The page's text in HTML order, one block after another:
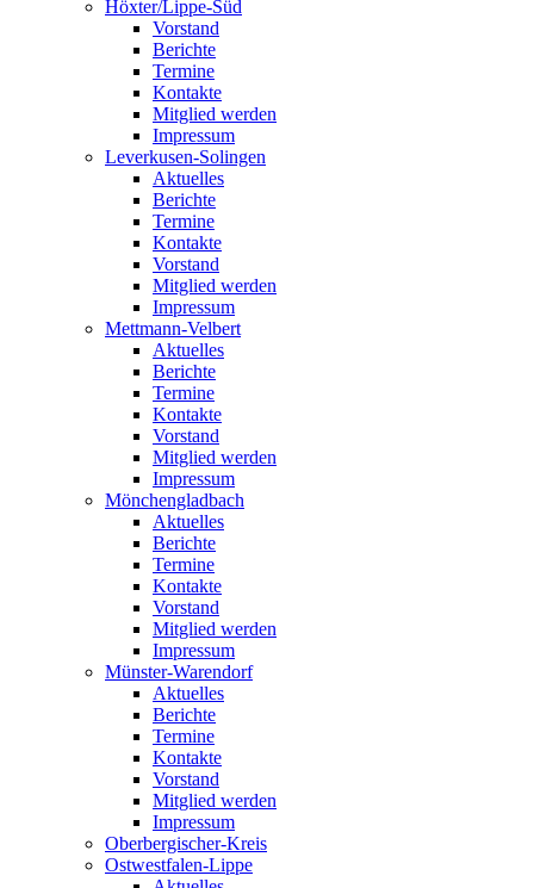
Höxter/Lippe-Süd
Vorstand
Berichte
Termine
Kontakte
Mitglied werden
Impressum
Leverkusen-Solingen
Aktuelles
Berichte
Termine
Kontakte
Vorstand
Mitglied werden
Impressum
Mettmann-Velbert
Aktuelles
Berichte
Termine
Kontakte
Vorstand
Mitglied werden
Impressum
Mönchengladbach
Aktuelles
Berichte
Termine
Kontakte
Vorstand
Mitglied werden
Impressum
Münster-Warendorf
Aktuelles
Berichte
Termine
Kontakte
Vorstand
Mitglied werden
Impressum
Oberbergischer-Kreis
Ostwestfalen-Lippe